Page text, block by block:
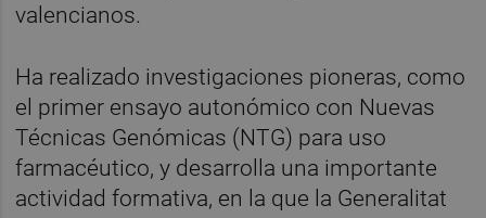
valencianos.
Ha realizado investigaciones pioneras, como
el primer ensayo autonómico con Nuevas
Técnicas Genómicas (NTG) para uso
farmacéutico, y desarrolla una importante
actividad formativa, en la que la Generalitat